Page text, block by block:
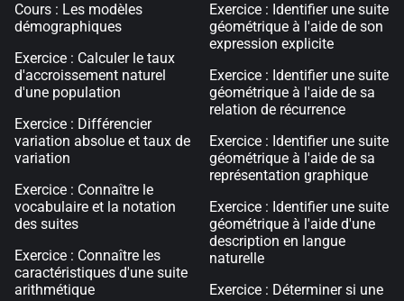
Cours : Les modèles
démographiques
Exercice : Calculer le taux
d'accroissement naturel
d'une population
Exercice : Différencier
variation absolue et taux de
variation
Exercice : Connaître le
vocabulaire et la notation
des suites
Exercice : Connaître les
caractéristiques d'une suite
arithmétique
Exercice : Identifier une suite
géométrique à l'aide de son
expression explicite
Exercice : Identifier une suite
géométrique à l'aide de sa
relation de récurrence
Exercice : Identifier une suite
géométrique à l'aide de sa
représentation graphique
Exercice : Identifier une suite
géométrique à l'aide d'une
description en langue
naturelle
Exercice : Déterminer si une